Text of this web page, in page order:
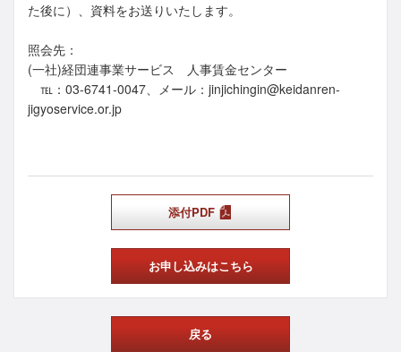
た後に）、資料をお送りいたします。
照会先：
(一社)経団連事業サービス 人事賃金センター
℡：03-6741-0047、メール：jinjichingin@keidanren-
jigyoservice.or.jp
添付PDF
お申し込みはこちら
戻る